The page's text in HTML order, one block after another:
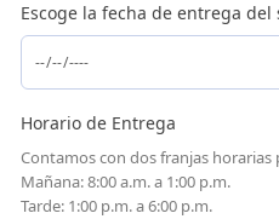
Escoge la fecha de entrega del
Horario de Entrega
Contamos con dos franjas
Mañana: 8:00 a.m. a 1:00 p.m.
Tarde: 1:00 p.m. a 6:00 p.m.